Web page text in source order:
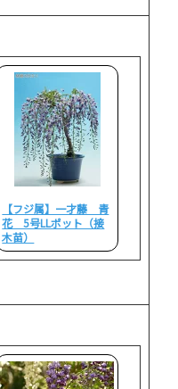
【フジ属】一才藤 青
花 5号LLポット（接
木苗）